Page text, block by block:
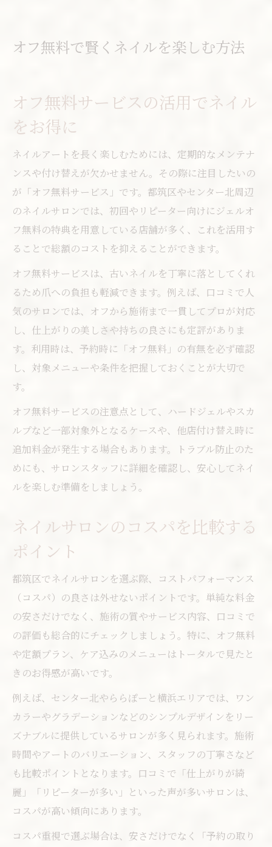
オフ無料で賢くネイルを楽しむ方法
オフ無料サービスの活用でネイル
をお得に
ネイルアートを長く楽しむためには、定期的なメンテナ
ンスや付け替えが欠かせません。その際に注目したいの
が「オフ無料サービス」です。都筑区やセンター北周辺
のネイルサロンでは、初回やリピーター向けにジェルオ
フ無料の特典を用意している店舗が多く、これを活用す
ることで総額のコストを抑えることができます。
オフ無料サービスは、古いネイルを丁寧に落としてくれ
るため爪への負担も軽減できます。例えば、口コミで人
気のサロンでは、オフから施術まで一貫してプロが対応
し、仕上がりの美しさや持ちの良さにも定評がありま
す。利用時は、予約時に「オフ無料」の有無を必ず確認
し、対象メニューや条件を把握しておくことが大切で
す。
オフ無料サービスの注意点として、ハードジェルやスカ
ルプなど一部対象外となるケースや、他店付け替え時に
追加料金が発生する場合もあります。トラブル防止のた
めにも、サロンスタッフに詳細を確認し、安心してネイ
ルを楽しむ準備をしましょう。
ネイルサロンのコスパを比較する
ポイント
都筑区でネイルサロンを選ぶ際、コストパフォーマンス
（コスパ）の良さは外せないポイントです。単純な料金
の安さだけでなく、施術の質やサービス内容、口コミで
の評価も総合的にチェックしましょう。特に、オフ無料
や定額プラン、ケア込みのメニューはトータルで見たと
きのお得感が高いです。
例えば、センター北やららぽーと横浜エリアでは、ワン
カラーやグラデーションなどのシンプルデザインをリー
ズナブルに提供しているサロンが多く見られます。施術
時間やアートのバリエーション、スタッフの丁寧さなど
も比較ポイントとなります。口コミで「仕上がりが綺
麗」「リピーターが多い」といった声が多いサロンは、
コスパが高い傾向にあります。
コスパ重視で選ぶ場合は、安さだけでなく「予約の取り